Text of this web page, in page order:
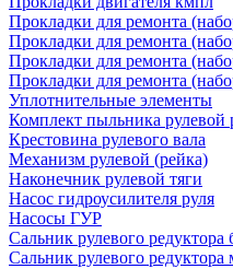
Прокладки для ремонта
Прокладки для ремонта
Прокладки для ремонта
Прокладки для ремонта
Уплотнительные элементы
Комплект пыльника рулевой
Крестовина рулевого вала
Механизм рулевой (рейка)
Наконечник рулевой тяги
Насос гидроусилителя руля
Насосы ГУР
Сальник рулевого редуктора
Сальник рулевого редуктора